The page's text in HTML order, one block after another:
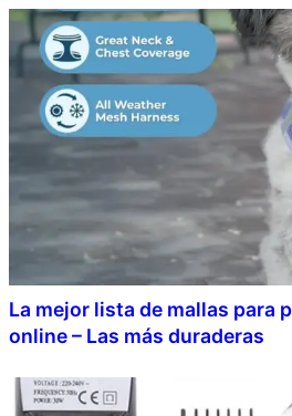
La mejor lista de mallas para
online – Las más duraderas